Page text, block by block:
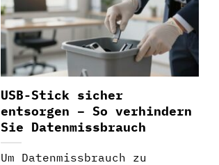
USB-Stick sicher
entsorgen – So verhindern
Sie Datenmissbrauch
Um Datenmissbrauch zu